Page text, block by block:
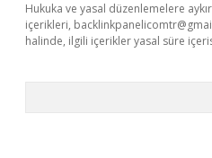
Hukuka ve yasal düzenlemelere
içerikleri,
halinde, ilgili içerikler yasal süre